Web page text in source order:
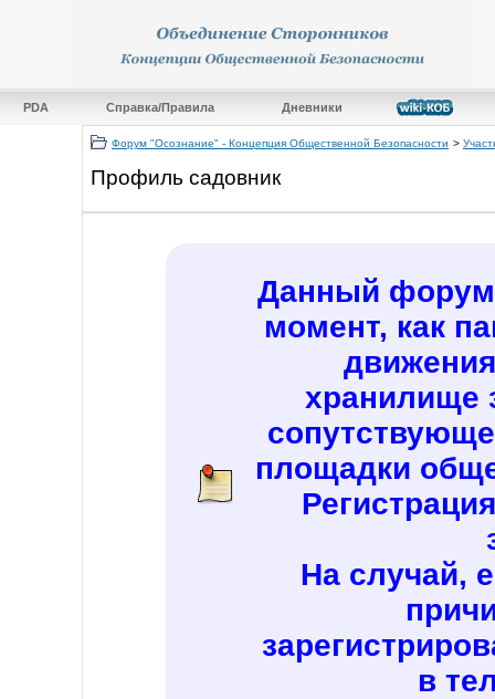
PDA Справка/Правила Дневники
Форум "Осознание" - Концепция Общественной Безопасности >
Профиль садовник
Данный форум
момент, как
хранилище
площадки
На случай,
в